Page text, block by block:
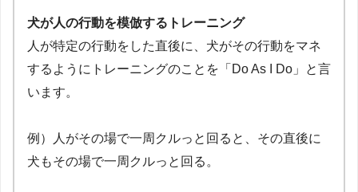
犬が人の行動を模倣するトレーニング
人が特定の行動をした直後に、犬がその行動をマネ
するようにトレーニングのことを「Do As I Do」と言
います。
例）人がその場で一周クルっと回ると、その直後に
犬もその場で一周クルっと回る。